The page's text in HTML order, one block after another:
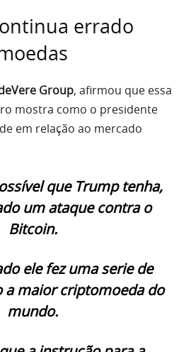
errado
Group, afirmou que essa
mostra como o presidente
em relação ao mercado
que Trump tenha,
um ataque contra o
Bitcoin.
ele fez uma serie de
a maior criptomoeda do
mundo.